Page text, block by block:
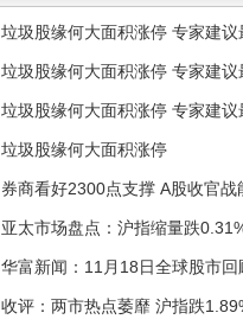
垃圾股缘何大面积涨停 专家建议
垃圾股缘何大面积涨停 专家建议
垃圾股缘何大面积涨停 专家建议
垃圾股缘何大面积涨停
券商看好2300点支撑 A股收官战
亚太市场盘点：沪指缩量跌
华富新闻：11月18日全球股市回
收评：两市热点萎靡 沪指跌